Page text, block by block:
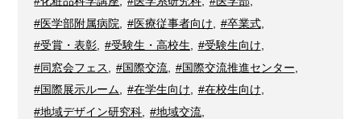
#医学部附属病院
#医療従事者向け #卒業式,
#受賞・表彰
#受験生・高校生 #受験生向け
#同窓会フェス
#国際交流, #国際交流推進センター
#国際展示ルーム
#在学生向け #在校生向け
#地域デザイン研究科
#地域交流,